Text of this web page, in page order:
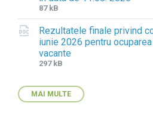
d
c
x
e
n
s
i
o
n
d
o
e
:
F
i
l
e
e
x
e
n
F
i
l
e
s
i
e
:
87 kB
Rezultatele finale privind
iunie 2026 pentru
vacante
F
l
e
F
l
e
297 kB
MAI MULTE